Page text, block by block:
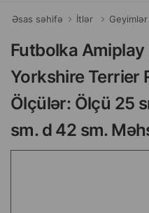
Əsas səhifə İtlər Geyimlər
Futbolka
Yorkshire Terrier
Ölçülər: Ölçü 25
sm. d 42 sm.